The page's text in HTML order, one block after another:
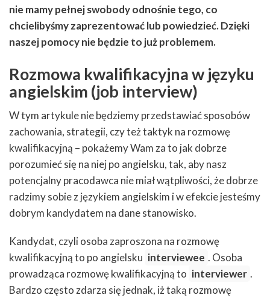
nie mamy pełnej swobody odnośnie tego, co
chcielibyśmy zaprezentować lub powiedzieć. Dzięki
naszej pomocy nie będzie to już problemem.
Rozmowa kwalifikacyjna w języku
angielskim (job interview)
W tym artykule nie będziemy przedstawiać sposobów
zachowania, strategii, czy też taktyk na rozmowę
kwalifikacyjną – pokażemy Wam za to jak dobrze
porozumieć się na niej po angielsku, tak, aby nasz
potencjalny pracodawca nie miał wątpliwości, że dobrze
radzimy sobie z językiem angielskim i w efekcie jesteśmy
dobrym kandydatem na dane stanowisko.
Kandydat, czyli osoba zaproszona na rozmowę
kwalifikacyjną to po angielsku interviewee . Osoba
prowadząca rozmowę kwalifikacyjną to interviewer .
Bardzo często zdarza się jednak, iż taką rozmowę